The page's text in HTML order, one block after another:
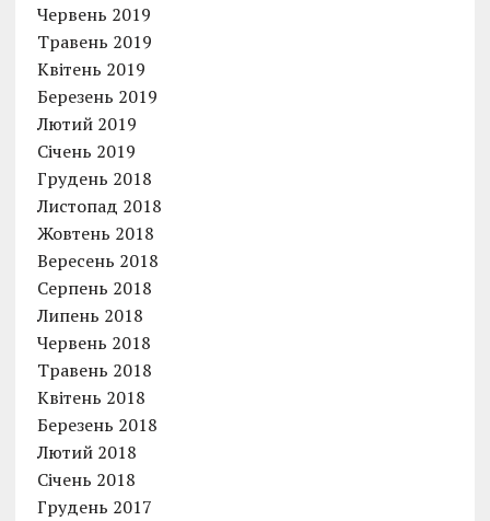
Червень 2019
Травень 2019
Квітень 2019
Березень 2019
Лютий 2019
Січень 2019
Грудень 2018
Листопад 2018
Жовтень 2018
Вересень 2018
Серпень 2018
Липень 2018
Червень 2018
Травень 2018
Квітень 2018
Березень 2018
Лютий 2018
Січень 2018
Грудень 2017